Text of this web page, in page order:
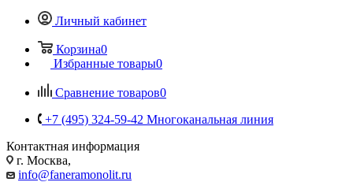
Личный кабинет
Корзина0
Избранные товары0
Сравнение товаров0
+7 (495) 324-59-42 Многоканальная линия
Контактная информация
г. Москва,
info@faneramonolit.ru